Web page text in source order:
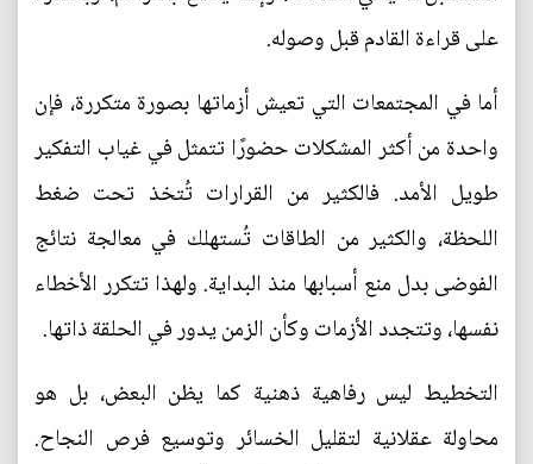
على قراءة القادم قبل وصوله.
أما في المجتمعات التي تعيش أزماتها بصورة متكررة، فإن
واحدة من أكثر المشكلات حضورًا تتمثل في غياب التفكير
طويل الأمد. فالكثير من القرارات تُتخذ تحت ضغط
اللحظة، والكثير من الطاقات تُستهلك في معالجة نتائج
الفوضى بدل منع أسبابها منذ البداية. ولهذا تتكرر الأخطاء
نفسها، وتتجدد الأزمات وكأن الزمن يدور في الحلقة ذاتها.
التخطيط ليس رفاهية ذهنية كما يظن البعض، بل هو
محاولة عقلانية لتقليل الخسائر وتوسيع فرص النجاح.